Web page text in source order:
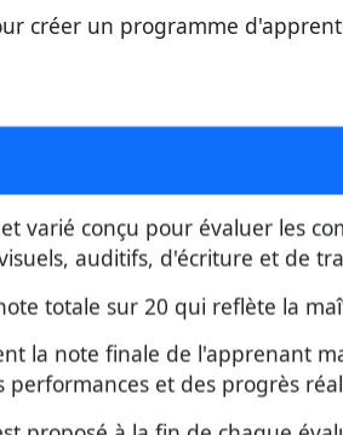
créer un programme
varié conçu pour évaluer les
auditifs, d'écriture et de
totale sur 20 qui reflète la
la note finale de l'apprenant
et des progrès